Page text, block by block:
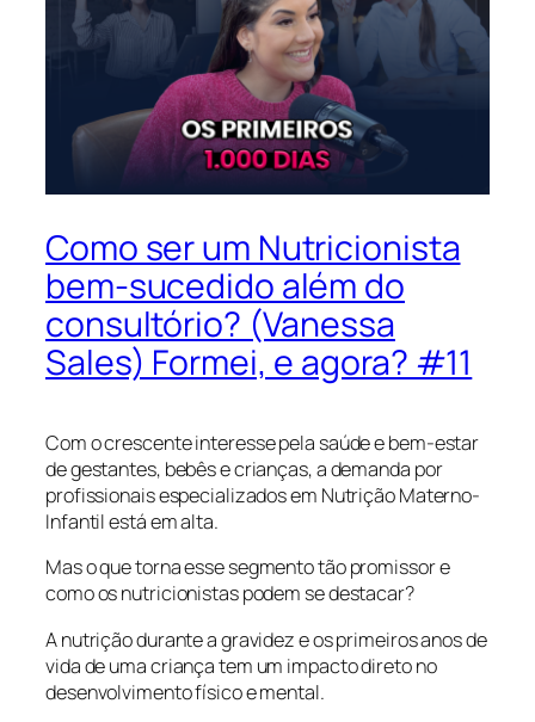
Como ser um Nutricionista
bem-sucedido além do
consultório? (Vanessa
Sales) Formei, e agora? #11
Com o crescente interesse pela saúde e bem-estar
de gestantes, bebês e crianças, a demanda por
profissionais especializados em Nutrição Materno-
Infantil está em alta.
Mas o que torna esse segmento tão promissor e
como os nutricionistas podem se destacar?
A nutrição durante a gravidez e os primeiros anos de
vida de uma criança tem um impacto direto no
desenvolvimento físico e mental.